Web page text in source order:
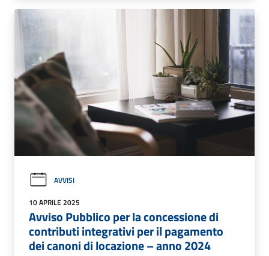
AVVISI
10 APRILE 2025
Avviso Pubblico per la concessione di
contributi integrativi per il pagamento
dei canoni di locazione – anno 2024